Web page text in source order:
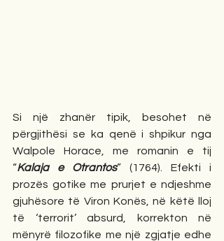
Si një zhanër tipik, besohet në
përgjithësi se ka qenë i shpikur nga
Walpole Horace, me romanin e tij
“Kalaja e Otrantos” (1764). Efekti i
prozës gotike me prurjet e ndjeshme
gjuhësore të Viron Konës, në këtë lloj
të ‘terrorit’ absurd, korrekton në
mënyrë filozofike me një zgjatje edhe